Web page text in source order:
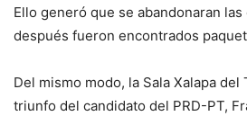
Ello generó que se abandonaran las
después fueron encontrados
Del mismo modo, la Sala Xalapa del
triunfo del candidato del PRD-PT,